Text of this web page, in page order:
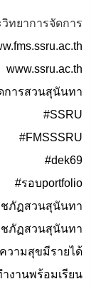
ทยาการจัดการ
www.ssru.ac.th
การสวนสุนันทา
#SSRU
#FMSSSRU
#dek69
#รอบportfolio
ชภัฏสวนสุนันทา
ชภัฏสวนสุนันทา
วามสุขมีรายได้
งานพร้อมเรียน